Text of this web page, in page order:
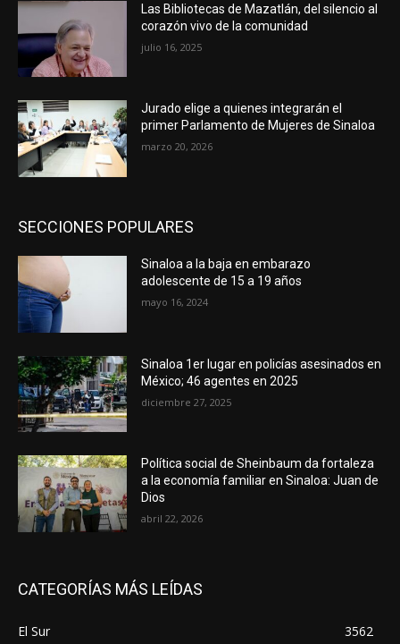
Las Bibliotecas de Mazatlán, del silencio al
corazón vivo de la comunidad
julio 16, 2025
Jurado elige a quienes integrarán el
primer Parlamento de Mujeres de Sinaloa
marzo 20, 2026
SECCIONES POPULARES
Sinaloa a la baja en embarazo
adolescente de 15 a 19 años
mayo 16, 2024
Sinaloa 1er lugar en policías asesinados en
México; 46 agentes en 2025
diciembre 27, 2025
Política social de Sheinbaum da fortaleza
a la economía familiar en Sinaloa: Juan de
Dios
abril 22, 2026
CATEGORÍAS MÁS LEÍDAS
El Sur
3562